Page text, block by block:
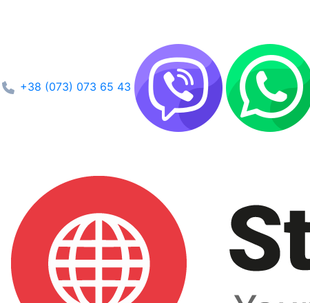
+38 (073) 073 65 43